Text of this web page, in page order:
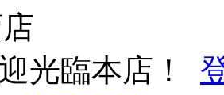
光臨本店！